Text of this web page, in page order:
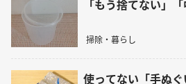
「もう捨てない」
掃除・暮らし
使ってない「手ぬ